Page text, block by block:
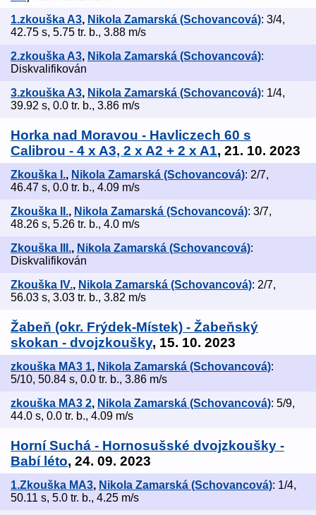
1.zkouška A3, Nikola Zamarská (Schovancová): 3/4,
42.75 s, 5.75 tr. b., 3.88 m/s
2.zkouška A3, Nikola Zamarská (Schovancová):
Diskvalifikován
3.zkouška A3, Nikola Zamarská (Schovancová): 1/4,
39.92 s, 0.0 tr. b., 3.86 m/s
Horka nad Moravou - Havliczech 60 s
Calibrou - 4 x A3, 2 x A2 + 2 x A1, 21. 10. 2023
Zkouška I., Nikola Zamarská (Schovancová): 2/7,
46.47 s, 0.0 tr. b., 4.09 m/s
Zkouška II., Nikola Zamarská (Schovancová): 3/7,
48.26 s, 5.26 tr. b., 4.0 m/s
Zkouška III., Nikola Zamarská (Schovancová):
Diskvalifikován
Zkouška IV., Nikola Zamarská (Schovancová): 2/7,
56.03 s, 3.03 tr. b., 3.82 m/s
Žabeň (okr. Frýdek-Místek) - Žabeňský
skokan - dvojzkoušky, 15. 10. 2023
zkouška MA3 1, Nikola Zamarská (Schovancová):
5/10, 50.84 s, 0.0 tr. b., 3.86 m/s
zkouška MA3 2, Nikola Zamarská (Schovancová): 5/9,
44.0 s, 0.0 tr. b., 4.09 m/s
Horní Suchá - Hornosušské dvojzkoušky -
Babí léto, 24. 09. 2023
1.Zkouška MA3, Nikola Zamarská (Schovancová): 1/4,
50.11 s, 5.0 tr. b., 4.25 m/s